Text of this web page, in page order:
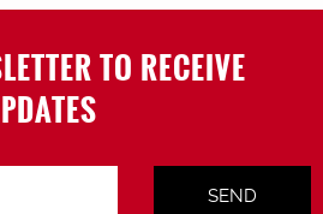
TO RECEIVE